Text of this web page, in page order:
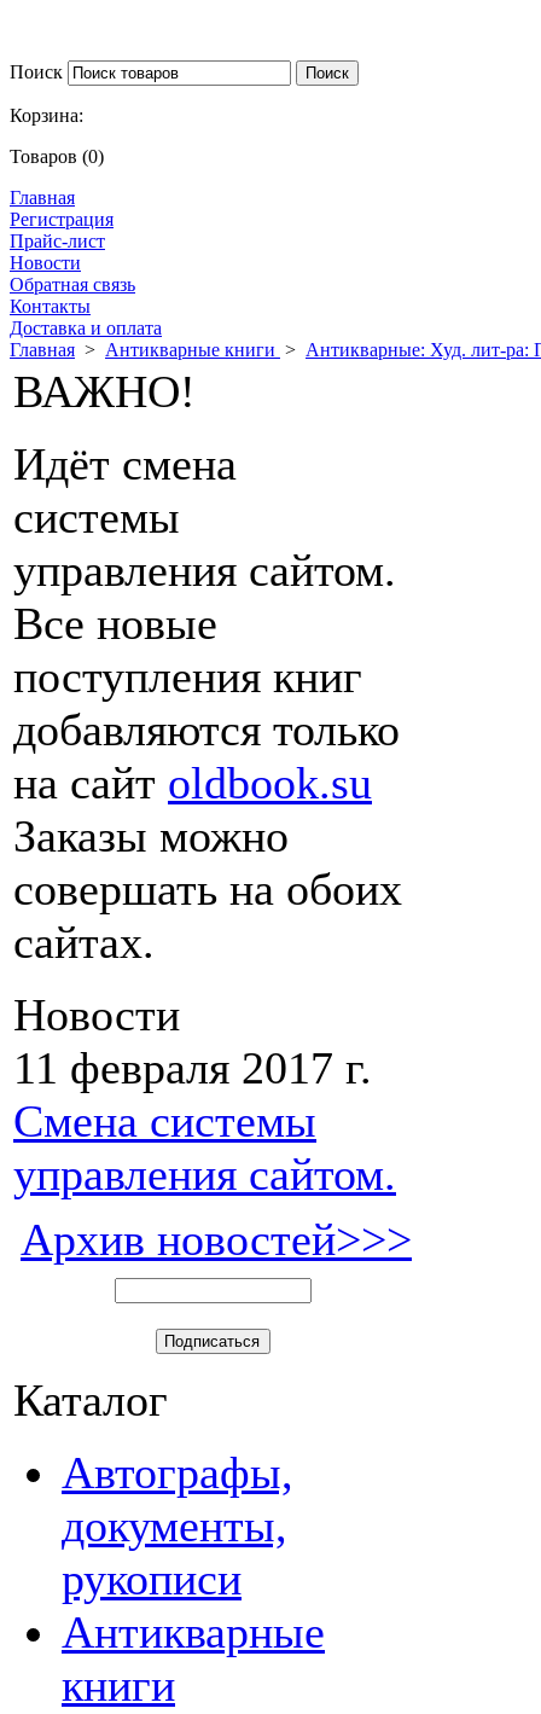
Поиск
Корзина:
Товаров (0)
Главная
Регистрация
Прайс-лист
Новости
Обратная связь
Контакты
Доставка и оплата
Главная > Антикварные книги > Антикварные: Худ. лит-ра:
ВАЖНО!
Идёт смена
системы
управления сайтом.
Все новые
поступления книг
добавляются только
на сайт oldbook.su
Заказы можно
совершать на обоих
сайтах.
Новости
11 февраля 2017 г.
Смена системы
управления сайтом.
Архив новостей>>>
Каталог
Автографы,
документы,
рукописи
Антикварные
книги